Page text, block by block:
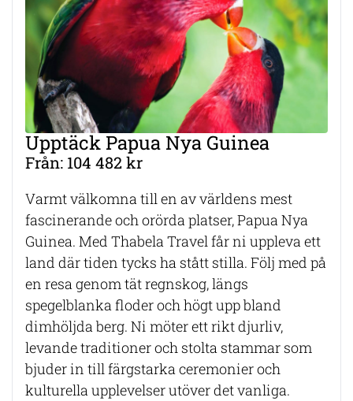
Upptäck Papua Nya Guinea
Från: 104 482 kr
Varmt välkomna till en av världens mest
fascinerande och orörda platser, Papua Nya
Guinea. Med Thabela Travel får ni uppleva ett
land där tiden tycks ha stått stilla. Följ med på
en resa genom tät regnskog, längs
spegelblanka floder och högt upp bland
dimhöljda berg. Ni möter ett rikt djurliv,
levande traditioner och stolta stammar som
bjuder in till färgstarka ceremonier och
kulturella upplevelser utöver det vanliga.